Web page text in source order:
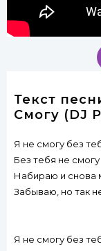
Текст
Смогу (DJ
Я не смогу без
Без тебя не смогу
Набираю и снова
Забываю, но так
Я не смогу без